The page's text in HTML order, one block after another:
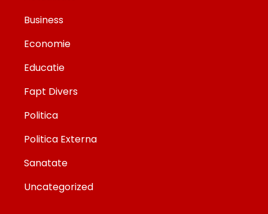
Business
Economie
Educatie
Fapt Divers
Politica
Politica Externa
Sanatate
Uncategorized